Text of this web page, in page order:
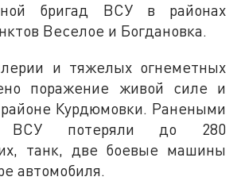
бригад ВСУ в районах
Веселое и Богдановка.
и тяжелых огнеметных
поражение живой силе и
Курдюмовки. Ранеными
ВСУ потеряли до 280
танк, две боевые машины
автомобиля.